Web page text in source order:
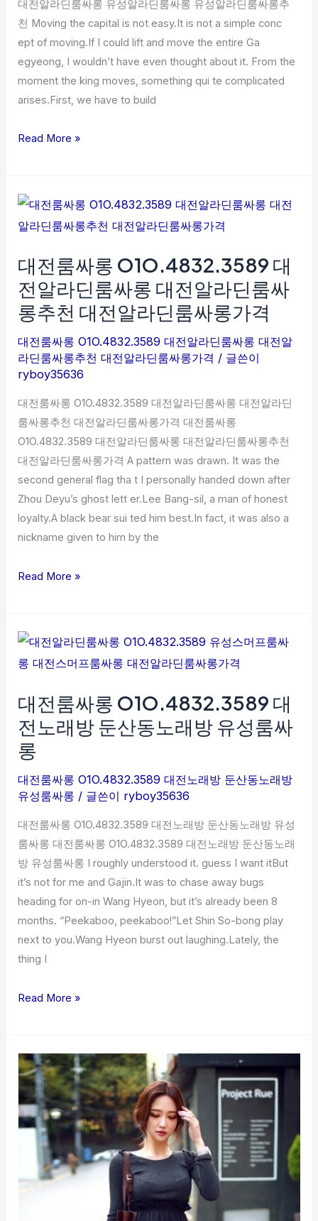
대전알라딘룸싸롱 유성알라딘룸싸롱 유성알라딘룸싸롱추
천 Moving the capital is not easy.It is not a simple conc
ept of moving.If I could lift and move the entire Ga
egyeong, I wouldn’t have even thought about it. From the
moment the king moves, something qui te complicated
arises.First, we have to build
롱
유
성
알
성
알
딘
룸
싸
롱
추
천
Read More »
대전룸싸롱 O1O.4832.3589 대
전알라딘룸싸롱 대전알라딘룸싸
롱추천 대전알라딘룸싸롱가격
대전룸싸롱 O1O.4832.3589 대전알라딘룸싸롱 대전알
라딘룸싸롱추천 대전알라딘룸싸롱가격 / 글쓴이
ryboy35636
대전룸싸롱 O1O.4832.3589 대전알라딘룸싸롱 대전알라딘
룸싸롱추천 대전알라딘룸싸롱가격 대전룸싸롱
O1O.4832.3589 대전알라딘룸싸롱 대전알라딘룸싸롱추천
대전알라딘룸싸롱가격 A pattern was drawn. It was the
second general flag tha t I personally handed down after
Zhou Deyu’s ghost lett er.Lee Bang-sil, a man of honest
loyalty.A black bear sui ted him best.In fact, it was also a
nickname given to him by the
대
전
싸
O1O.4832.3589
대
전
알
라
라
천
대
알
라
딘
룸
싸
롱
Read More »
대전룸싸롱 O1O.4832.3589 대
전노래방 둔산동노래방 유성룸싸
롱
대전룸싸롱 O1O.4832.3589 대전노래방 둔산동노래방
유성룸싸롱 / 글쓴이 ryboy35636
대전룸싸롱 O1O.4832.3589 대전노래방 둔산동노래방 유성
룸싸롱 대전룸싸롱 O1O.4832.3589 대전노래방 둔산동노래
방 유성룸싸롱 I roughly understood it. guess I want itBut
it’s not for me and Gajin.It was to chase away bugs
heading for on-in Wang Hyeon, but it’s already been 8
months. “Peekaboo, peekaboo!”Let Shin So-bong play
next to you.Wang Hyeon burst out laughing.Lately, the
thing I
대
전
싸
O1O.4832.3589
대
전
노
방
둔
산
동
노
래
방
유
룸
Read More »
대
전
룸
싸
O1O.4832.3589
대